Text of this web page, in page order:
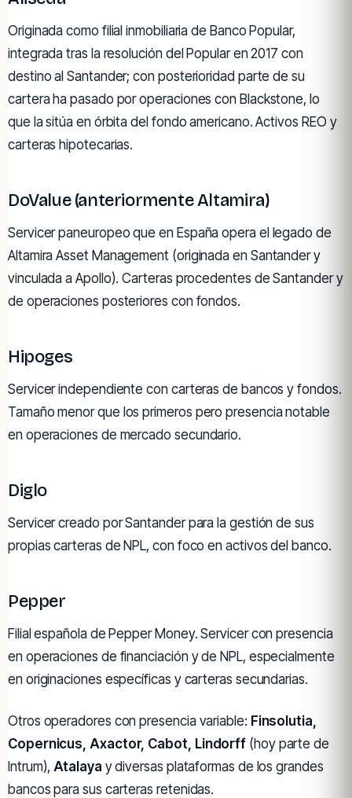
Originada como filial inmobiliaria de Banco Popular,
integrada tras la resolución del Popular en 2017 con
destino al Santander; con posterioridad parte de su
cartera ha pasado por operaciones con Blackstone, lo
que la sitúa en órbita del fondo americano. Activos REO y
carteras hipotecarias.
DoValue (anteriormente Altamira)
Servicer paneuropeo que en España opera el legado de
Altamira Asset Management (originada en Santander y
vinculada a Apollo). Carteras procedentes de Santander y
de operaciones posteriores con fondos.
Hipoges
Servicer independiente con carteras de bancos y fondos.
Tamaño menor que los primeros pero presencia notable
en operaciones de mercado secundario.
Diglo
Servicer creado por Santander para la gestión de sus
propias carteras de NPL, con foco en activos del banco.
Pepper
Filial española de Pepper Money. Servicer con presencia
en operaciones de financiación y de NPL, especialmente
en originaciones específicas y carteras secundarias.
Otros operadores con presencia variable: Finsolutia,
Copernicus, Axactor, Cabot, Lindorff (hoy parte de
Intrum), Atalaya y diversas plataformas de los grandes
bancos para sus carteras retenidas.